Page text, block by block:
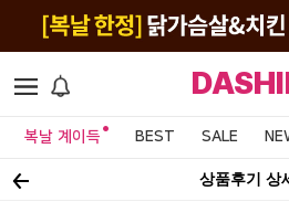
복날 계이득 BEST SALE
상품후기 상